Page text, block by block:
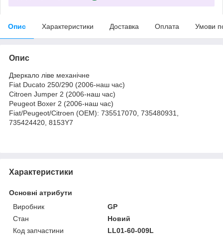
Опис Характеристики Доставка Оплата Умови
Опис
Дзеркало ліве механічне
Fiat Ducato 250/290 (2006-наш час)
Citroen Jumper 2 (2006-наш час)
Peugeot Boxer 2 (2006-наш час)
Fiat/Peugeot/Citroen (OEM): 735517070, 735480931,
735424420, 8153Y7
Характеристики
Основні атрибути
Виробник
GP
Стан
Новий
Код запчастини
LL01-60-009L